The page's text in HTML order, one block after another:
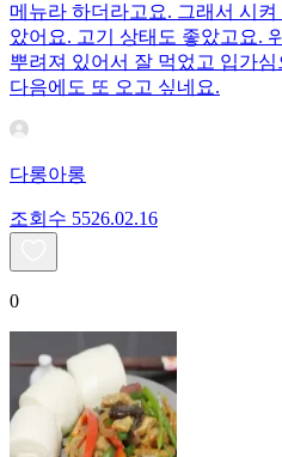
메뉴라 하더라고요. 그래서 시
았어요. 고기 상태도 좋았고요.
뿌려져 있어서 잘 먹었고 입가
다음에도 또 오고 싶네요.
다롱아롱
조회수 5526.02.16
0